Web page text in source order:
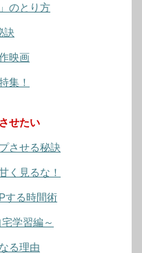
のとり方
訣
映画
集！
せたい
させる秘訣
く見るな！
する時間術
学習編～
る理由